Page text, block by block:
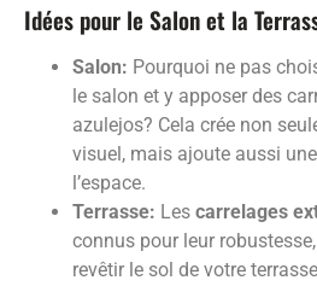
Idées pour le Salon et la
Salon: Pourquoi ne pas
le salon et y apposer des
azulejos? Cela crée non
visuel, mais ajoute aussi
l’espace.
Terrasse: Les carrelages
connus pour leur
revêtir le sol de votre